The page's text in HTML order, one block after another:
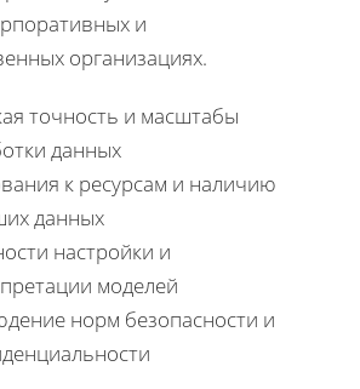
и
организациях.
точность и масштабы
данных
к ресурсам и наличию
данных
настройки и
моделей
норм безопасности и